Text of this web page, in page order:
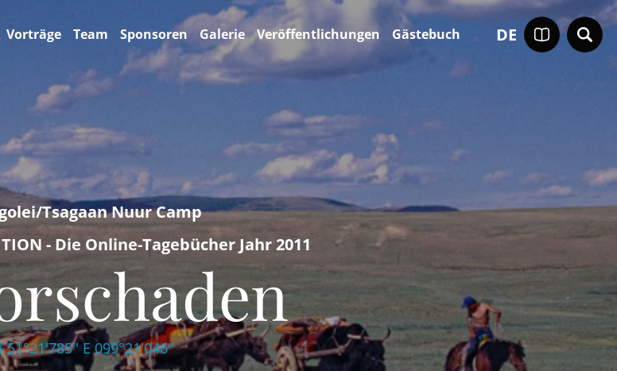
DE
Vorträge Team Sponsoren Galerie Veröffentlichungen Gästebuch
Tsagaan Nuur Camp
- Die Online-Tagebücher Jahr 2011
51°21'785'' E 099°21'046''